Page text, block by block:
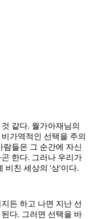
같다. 월가아재님의
가역적인 선택을 주의
들은 그 순간에 자신
한다. 그러나 우리가
비친 세상의 '상'이다.
든 하고 나면 지난 선
다. 그러면 선택을 바